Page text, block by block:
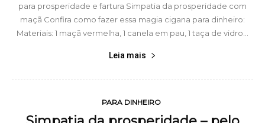
para prosperidade e fartura Simpatia da prosperidade com
maçã Confira como fazer essa magia cigana para dinheiro:
Materiais: 1 maçã vermelha, 1 canela em pau, 1 taça de vidro...
Leia mais
PARA DINHEIRO